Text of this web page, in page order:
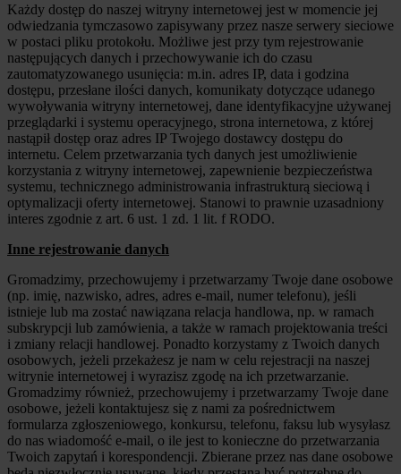
Każdy dostęp do naszej witryny internetowej jest w momencie jej
odwiedzania tymczasowo zapisywany przez nasze serwery sieciowe
w postaci pliku protokołu. Możliwe jest przy tym rejestrowanie
następujących danych i przechowywanie ich do czasu
zautomatyzowanego usunięcia: m.in. adres IP, data i godzina
dostępu, przesłane ilości danych, komunikaty dotyczące udanego
wywoływania witryny internetowej, dane identyfikacyjne używanej
przeglądarki i systemu operacyjnego, strona internetowa, z której
nastąpił dostęp oraz adres IP Twojego dostawcy dostępu do
internetu. Celem przetwarzania tych danych jest umożliwienie
korzystania z witryny internetowej, zapewnienie bezpieczeństwa
systemu, technicznego administrowania infrastrukturą sieciową i
optymalizacji oferty internetowej. Stanowi to prawnie uzasadniony
interes zgodnie z art. 6 ust. 1 zd. 1 lit. f RODO.
Inne rejestrowanie danych
Gromadzimy, przechowujemy i przetwarzamy Twoje dane osobowe
(np. imię, nazwisko, adres, adres e-mail, numer telefonu), jeśli
istnieje lub ma zostać nawiązana relacja handlowa, np. w ramach
subskrypcji lub zamówienia, a także w ramach projektowania treści
i zmiany relacji handlowej. Ponadto korzystamy z Twoich danych
osobowych, jeżeli przekażesz je nam w celu rejestracji na naszej
witrynie internetowej i wyrazisz zgodę na ich przetwarzanie.
Gromadzimy również, przechowujemy i przetwarzamy Twoje dane
osobowe, jeżeli kontaktujesz się z nami za pośrednictwem
formularza zgłoszeniowego, konkursu, telefonu, faksu lub wysyłasz
do nas wiadomość e-mail, o ile jest to konieczne do przetwarzania
Twoich zapytań i korespondencji. Zbierane przez nas dane osobowe